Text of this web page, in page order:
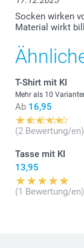
Socken wirken
Material wirkt
T-Shirt mit KI
Mehr als 10
Ab 16,95
(2 Bewertung/en)
Tasse mit KI
13,95
(1 Bewertung/en)